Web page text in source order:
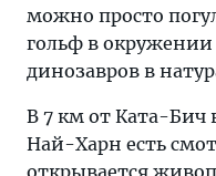
можно просто
гольф в
динозавров в
В 7 км от Ката-Бич
Най-Харн есть
открывается